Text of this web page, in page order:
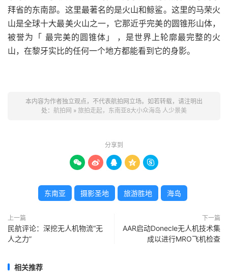
拜省的东南部。这里最著名的是火山和鲸鲨。这里的马荣火
山是全球十大最美火山之一，它那近乎完美的圆锥形山体，
被誉为「 最完美的圆锥体」 ，是世界上轮廓最完整的火
山，在黎牙实比的任何一个地方都能看到它的身影。
本内容为作者独立观点，不代表航拍网立场。如若转载，请注明出
处： 航拍网 » 旅拍走起，东南亚8大小众海岛 人少景美
分享到
    
东南亚 摄影圣地 旅游胜地 海岛
上一篇
民航评论：深挖无人机物流“无
人之力”
下一篇
AAR启动Donecle无人机技术集
成以进行MRO飞机检查
相关推荐